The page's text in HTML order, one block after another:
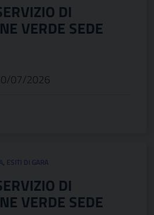
DI
VERDE SEDE
07/2026
, ESITI DI GARA
DI
VERDE SEDE